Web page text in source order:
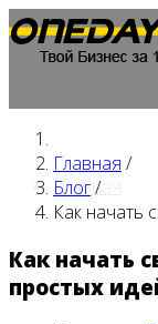
Главная
Бизнес идеи
Главная /
Блог/
Как начать
Как начать
простых